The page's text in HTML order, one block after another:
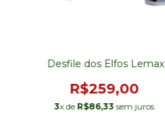
Desfile dos Elfos Lemax
R$259,00
3x de R$86,33 sem juros